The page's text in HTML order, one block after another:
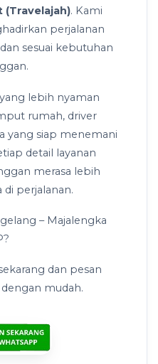
(Travelajah). Kami
perjalanan
sesuai kebutuhan
lebih nyaman
rumah, driver
yang siap menemani
detail layanan
merasa lebih
perjalanan.
– Majalengka
dan pesan
mudah.